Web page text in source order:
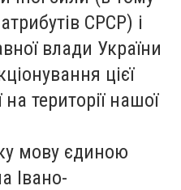
СРСР) і
влади України
цієї
на території нашої
мову єдиною
Івано-